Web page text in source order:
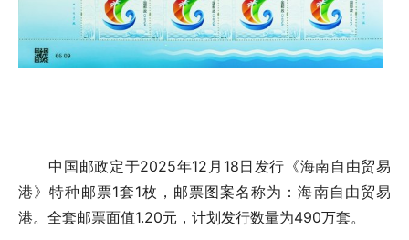
中国邮政定于2025年12月18日发行《海南自由贸易
港》特种邮票1套1枚，邮票图案名称为：海南自由贸易
港。全套邮票面值1.20元，计划发行数量为490万套。